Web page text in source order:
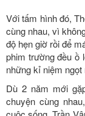
Với tấm hình đó,
cùng nhau, vì
độ hẹn giờ rồi để
phim trường đều ồ
những kỉ niệm
Dù 2 năm mới
chuyện cùng